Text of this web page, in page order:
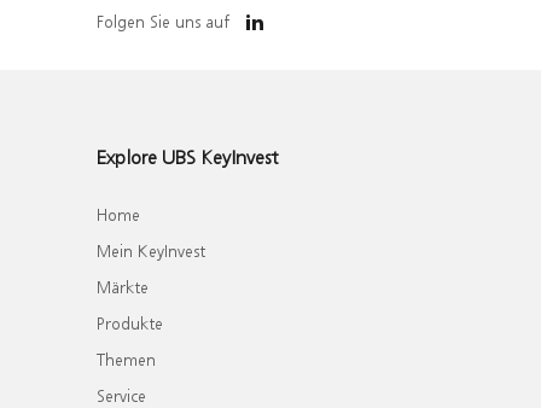
Folgen Sie uns auf
Explore UBS KeyInvest
Home
Mein KeyInvest
Märkte
Produkte
Themen
Service